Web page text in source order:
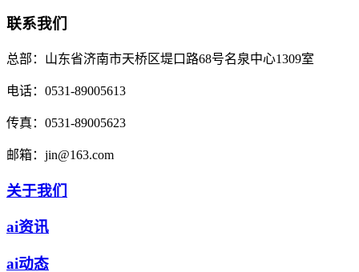
联系我们
总部： 山东省济南市天桥区堤口路68号名泉中心1309室
电话： 0531-89005613
传真： 0531-89005623
邮箱： jin@163.com
关于我们
ai资讯
ai动态